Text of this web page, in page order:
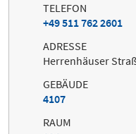
TELEFON
+49 511 762 2601
ADRESSE
Herrenhäuser
GEBÄUDE
4107
RAUM